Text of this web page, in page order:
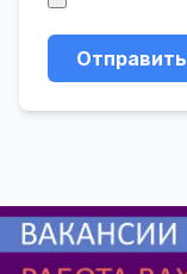
Отправить